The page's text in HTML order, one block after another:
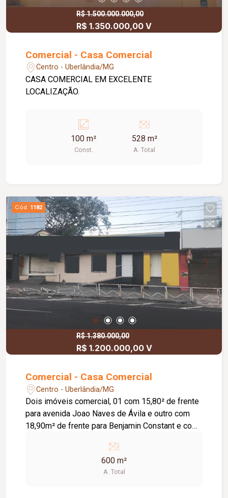
R$ 1.500.000.000,00
R$ 1.350.000,00 V
Comercial - Casa Comercial
Centro - Uberlândia/MG
CASA COMERCIAL EM EXCELENTE
LOCALIZAÇÃO.
100 m²
Const.
528 m²
A. Total
Cód. 1182
R$ 1.380.000,00
R$ 1.200.000,00 V
Comercial - Casa Comercial
Centro - Uberlândia/MG
Dois imóveis comercial, 01 com 15,80² de frente
para avenida Joao Naves de Ávila e outro com
18,90m² de frente para Benjamin Constant e com
600 m²
A. Total